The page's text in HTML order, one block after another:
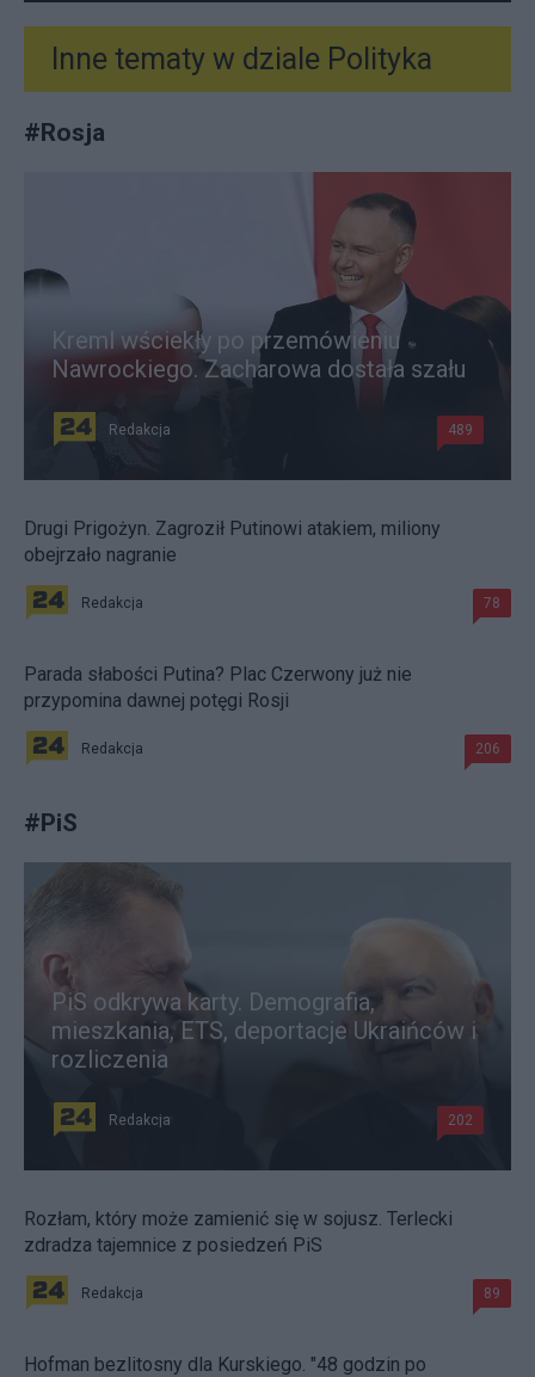
Inne tematy w dziale Polityka
#Rosja
Kreml wściekły po przemówieniu
Nawrockiego. Zacharowa dostała szału
Redakcja 489
Drugi Prigożyn. Zagroził Putinowi atakiem, miliony
obejrzało nagranie
Redakcja 78
Parada słabości Putina? Plac Czerwony już nie
przypomina dawnej potęgi Rosji
Redakcja 206
#PiS
PiS odkrywa karty. Demografia,
mieszkania, ETS, deportacje Ukraińców i
rozliczenia
Redakcja 202
Rozłam, który może zamienić się w sojusz. Terlecki
zdradza tajemnice z posiedzeń PiS
Redakcja 89
Hofman bezlitosny dla Kurskiego. "48 godzin po